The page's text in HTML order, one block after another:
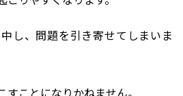
し、問題を引き寄せてしまいま
ことになりかねません。